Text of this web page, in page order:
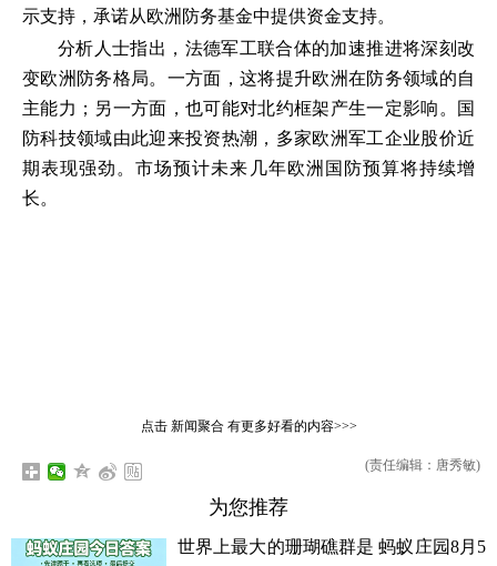
示支持，承诺从欧洲防务基金中提供资金支持。
分析人士指出，法德军工联合体的加速推进将深刻改
变欧洲防务格局。一方面，这将提升欧洲在防务领域的自
主能力；另一方面，也可能对北约框架产生一定影响。国
防科技领域由此迎来投资热潮，多家欧洲军工企业股价近
期表现强劲。市场预计未来几年欧洲国防预算将持续增
长。
点击 新闻聚合有更多好看的内容>>>
(责任编辑：唐秀敏)
为您推荐
世界上最大的珊瑚礁群是 蚂蚁庄园8月5